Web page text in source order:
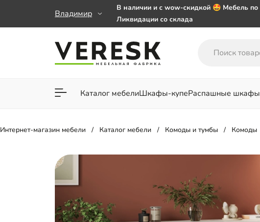
Владимир
В наличии и с wow-скидкой 🤩 Мебель по
Ликвидации со склада
заказе от 50 000 ₽
Важно! Наш Whatsapp переехал на номер
Каталог мебелиШкафы-купеРаспашные шкафы
Для гостиной Для спальни
Интернет-магазин мебели Каталог мебели Комоды и тумбы Комоды